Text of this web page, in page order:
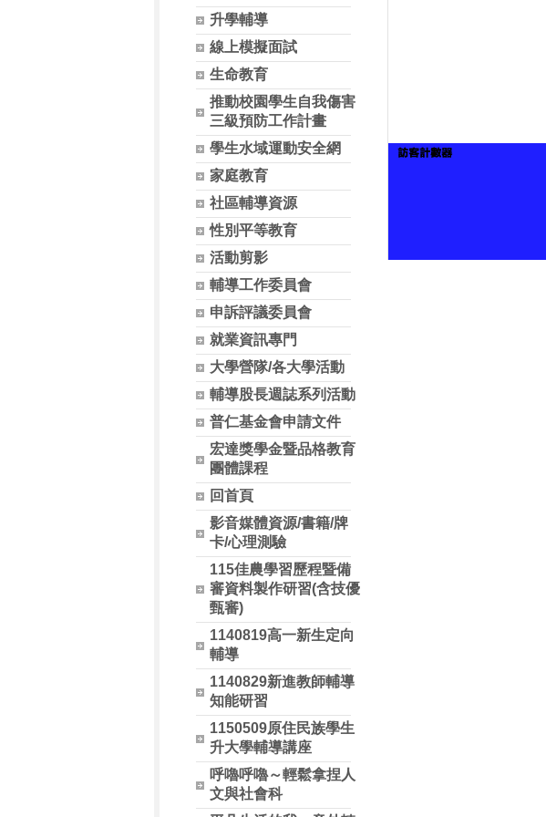
升學輔導
線上模擬面試
生命教育
推動校園學生自我傷害
三級預防工作計畫
學生水域運動安全網
家庭教育
社區輔導資源
性別平等教育
活動剪影
輔導工作委員會
申訴評議委員會
就業資訊專門
大學營隊/各大學活動
輔導股長週誌系列活動
普仁基金會申請文件
宏達獎學金暨品格教育
團體課程
回首頁
影音媒體資源/書籍/牌
卡/心理測驗
115佳農學習歷程暨備
審資料製作研習(含技優
甄審)
1140819高一新生定向
輔導
1140829新進教師輔導
知能研習
1150509原住民族學生
升大學輔導講座
呼嚕呼嚕～輕鬆拿捏人
文與社會科